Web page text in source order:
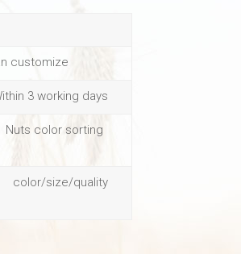
customize
3 working days
Nuts color sorting
color/size/quality